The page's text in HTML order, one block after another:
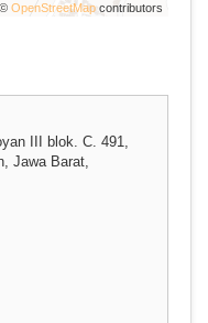
OpenStreetMap contributors
III blok. C. 491,
Jawa Barat,